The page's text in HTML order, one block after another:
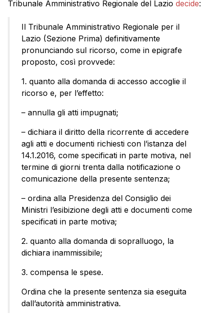
Tribunale Amministrativo Regionale del Lazio decide:
Il Tribunale Amministrativo Regionale per il
Lazio (Sezione Prima) definitivamente
pronunciando sul ricorso, come in epigrafe
proposto, così provvede:
1. quanto alla domanda di accesso accoglie il
ricorso e, per l’effetto:
– annulla gli atti impugnati;
– dichiara il diritto della ricorrente di accedere
agli atti e documenti richiesti con l’istanza del
14.1.2016, come specificati in parte motiva, nel
termine di giorni trenta dalla notificazione o
comunicazione della presente sentenza;
– ordina alla Presidenza del Consiglio dei
Ministri l’esibizione degli atti e documenti come
specificati in parte motiva;
2. quanto alla domanda di sopralluogo, la
dichiara inammissibile;
3. compensa le spese.
Ordina che la presente sentenza sia eseguita
dall’autorità amministrativa.